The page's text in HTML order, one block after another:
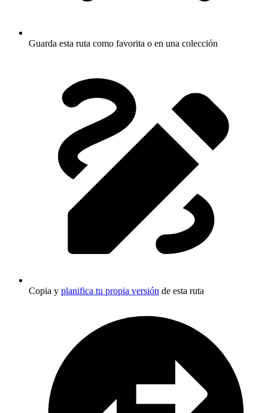
Guarda esta ruta como favorita o en una colección
Copia y planifica tu propia versión de esta ruta